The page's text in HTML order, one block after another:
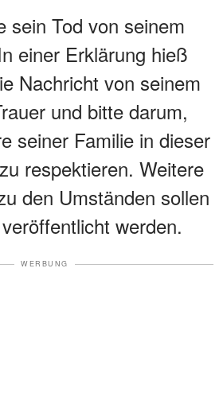
sein Tod von seinem
einer Erklärung hieß
Nachricht von seinem
und bitte darum,
seiner Familie in dieser
respektieren. Weitere
den Umständen sollen
werden.
WERBUNG